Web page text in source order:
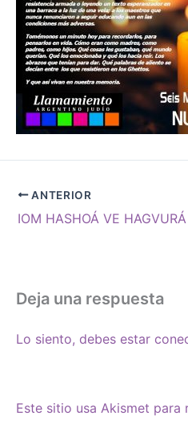
ANTERIOR
IOM HASHOÁ VE HAGVURÁ
Deja una respuesta
Lo siento, debes estar
Este sitio usa Akismet para